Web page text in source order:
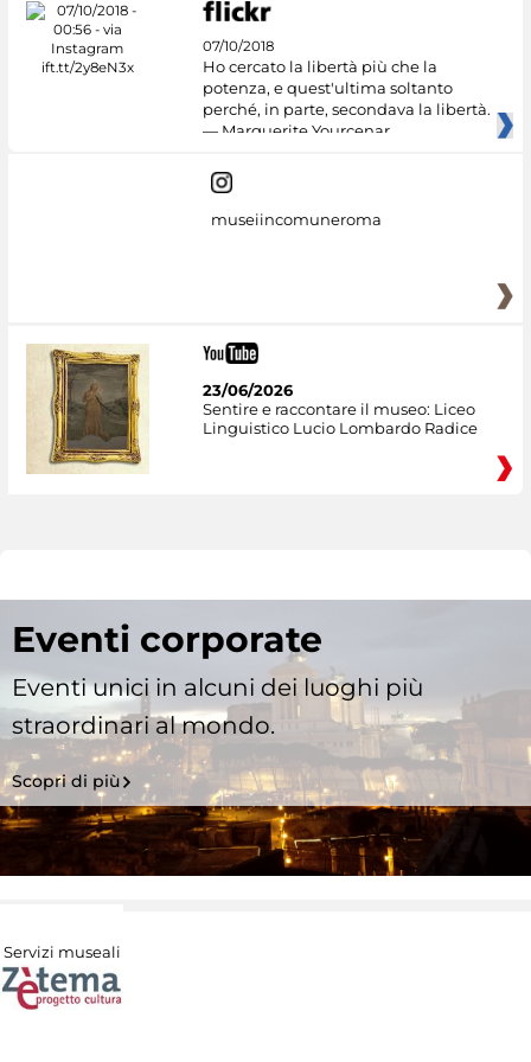
07/10/2018
Ho cercato la libertà più che la
potenza, e quest'ultima soltanto
perché, in parte, secondava la libertà.
— Marguerite Yourcenar
museiincomuneroma
23/06/2026
Sentire e raccontare il museo: Liceo
Linguistico Lucio Lombardo Radice
Eventi corporate
Eventi unici in alcuni dei luoghi più
straordinari al mondo.
Scopri di più
Servizi museali